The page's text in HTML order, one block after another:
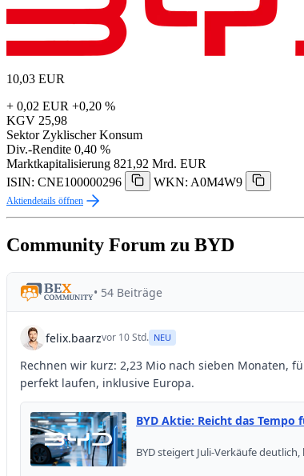
10,03 EUR
+ 0,02 EUR +0,20 %
KGV 25,98
Sektor Zyklischer Konsum
Div.-Rendite 0,40 %
Marktkapitalisierung 821,92 Mrd. EUR
ISIN: CNE100000296
WKN: A0M4W9
Aktiendetails öffnen
Community Forum zu BYD